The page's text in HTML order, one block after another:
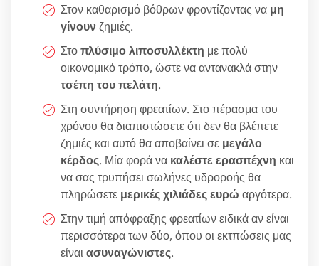
Στον καθαρισμό βόθρων φροντίζοντας να μη
γίνουνζημιές.
Στοπλύσιμο λιποσυλλέκτη με πολύ
οικονομικό τρόπο, ώστε να αντανακλά στην
τσέπη του πελάτη.
Στη συντήρηση φρεατίων. Στο πέρασμα του
χρόνου θα διαπιστώσετε ότι δεν θα βλέπετε
ζημιές και αυτό θα αποβαίνει σε μεγάλο
κέρδος. Μία φορά να καλέστε ερασιτέχνη και
να σας τρυπήσει σωλήνες υδροροής θα
πληρώσετε μερικές χιλιάδες ευρώ αργότερα.
Στην τιμή απόφραξης φρεατίων ειδικά αν είναι
περισσότερα των δύο, όπου οι εκτπώσεις μας
είναι ασυναγώνιστες.